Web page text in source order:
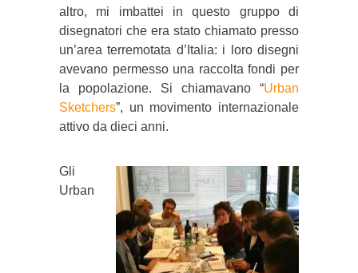
altro, mi imbattei in questo gruppo di
disegnatori che era stato chiamato presso
un’area terremotata d’Italia: i loro disegni
avevano permesso una raccolta fondi per
la popolazione. Si chiamavano “Urban
Sketchers”, un movimento internazionale
attivo da dieci anni.
Gli
Urban